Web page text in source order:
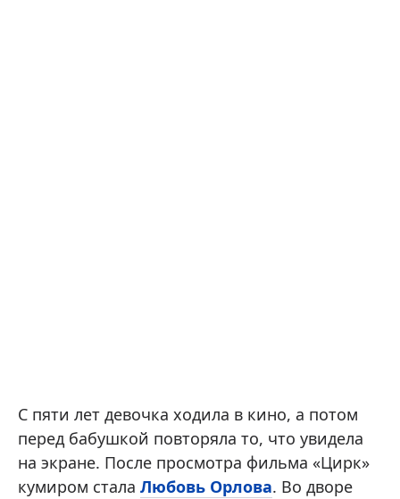
С пяти лет девочка ходила в кино, а потом
перед бабушкой повторяла то, что увидела
на экране. После просмотра фильма «Цирк»
кумиром стала Любовь Орлова. Во дворе